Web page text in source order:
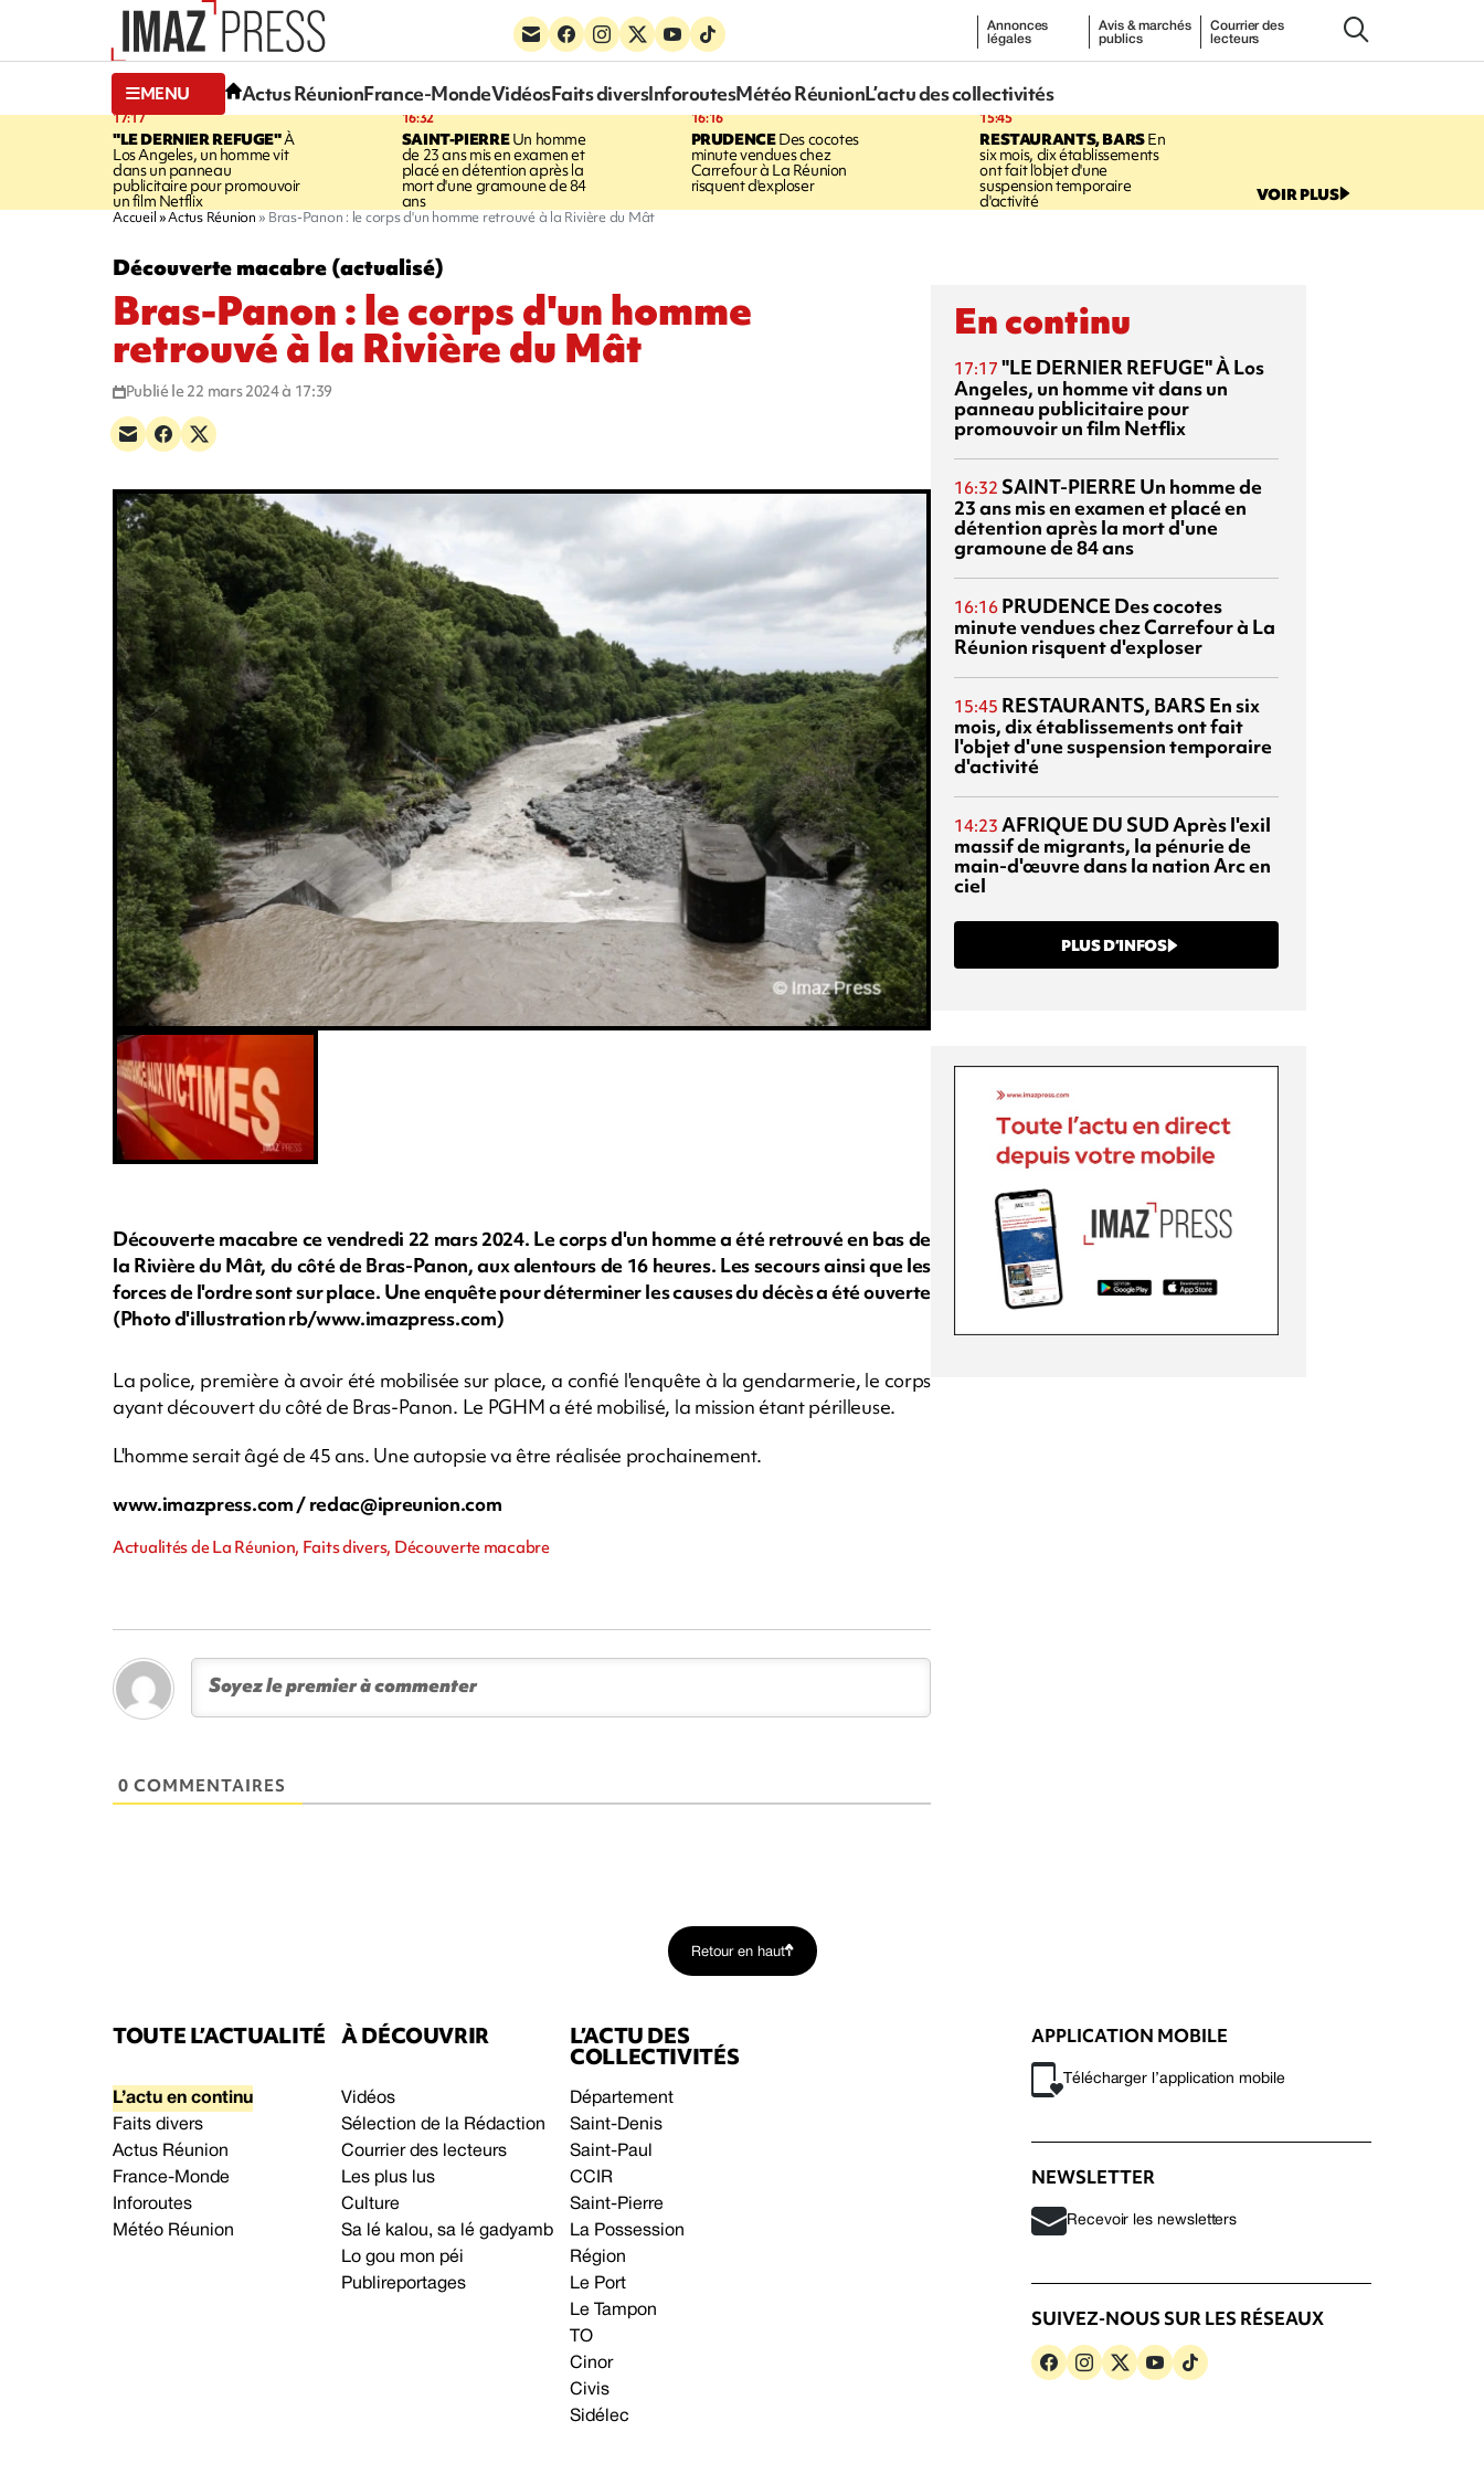
Annonces
légales
Avis & marchés
publics
Courrier des
lecteurs
MENU Actus RéunionFrance-MondeVidéosFaits diversInforoutesMétéo RéunionL’actu des collectivités
17:17
"LE DERNIER REFUGE"À
Los Angeles, un homme vit
dans un panneau
publicitaire pour promouvoir
un film Netflix
16:32
SAINT-PIERREUn homme
de 23 ans mis en examen et
placé en détention après la
mort d'une gramoune de 84
ans
16:16
PRUDENCEDes cocotes
minute vendues chez
Carrefour à La Réunion
risquent d'exploser
15:45
RESTAURANTS, BARSEn
six mois, dix établissements
ont fait l'objet d'une
suspension temporaire
d'activité VOIR PLUS
Accueil Actus Réunion Bras-Panon : le corps d'un homme retrouvé à la Rivière du Mât
Découverte macabre (actualisé)
Bras-Panon : le corps d'un homme
retrouvé à la Rivière du Mât
Publié le 22 mars 2024 à 17:39
Découverte macabre ce vendredi 22 mars 2024. Le corps d'un homme a été retrouvé en bas de
la Rivière du Mât, du côté de Bras-Panon, aux alentours de 16 heures. Les secours ainsi que les
forces de l'ordre sont sur place. Une enquête pour déterminer les causes du décès a été ouverte
(Photo d'illustration rb/www.imazpress.com)
La police, première à avoir été mobilisée sur place, a confié l'enquête à la gendarmerie, le corps
ayant découvert du côté de Bras-Panon. Le PGHM a été mobilisé, la mission étant périlleuse.
L'homme serait âgé de 45 ans. Une autopsie va être réalisée prochainement.
www.imazpress.com /redac@ipreunion.com
Actualités de La Réunion, Faits divers, Découverte macabre
0 COMMENTAIRES
En continu
17:17 "LE DERNIER REFUGE"À Los
Angeles, un homme vit dans un
panneau publicitaire pour
promouvoir un film Netflix
16:32 SAINT-PIERRE Un homme de
23 ans mis en examen et placé en
détention après la mort d'une
gramoune de 84 ans
16:16 PRUDENCE Des cocotes
minute vendues chez Carrefour à La
Réunion risquent d'exploser
15:45 RESTAURANTS, BARS En six
mois, dix établissements ont fait
l'objet d'une suspension temporaire
d'activité
14:23 AFRIQUE DU SUDAprès l'exil
massif de migrants, la pénurie de
main-d'œuvre dans la nation Arc en
ciel
PLUS D’INFOS
Retour en haut
TOUTE L’ACTUALITÉ
L’actu en continu
Faits divers
Actus Réunion
France-Monde
Inforoutes
Météo Réunion
À DÉCOUVRIR
Vidéos
Sélection de la Rédaction
Courrier des lecteurs
Les plus lus
Culture
Sa lé kalou, sa lé gadyamb
Lo gou mon péi
Publireportages
L’ACTU DES
COLLECTIVITÉS
Département
Saint-Denis
Saint-Paul
CCIR
Saint-Pierre
La Possession
Région
Le Port
Le Tampon
TO
Cinor
Civis
Sidélec
APPLICATION MOBILE
Télécharger l’application mobile
NEWSLETTER
Recevoir les newsletters
SUIVEZ-NOUS SUR LES RÉSEAUX